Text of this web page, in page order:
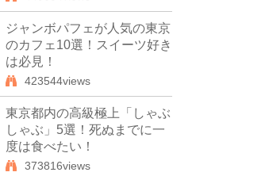
ジャンボパフェが人気の東京
のカフェ10選！スイーツ好き
は必見！
423544views
東京都内の高級極上「しゃぶ
しゃぶ」5選！死ぬまでに一
度は食べたい！
373816views